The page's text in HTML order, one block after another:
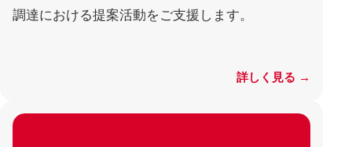
調達における提案活動をご支援します。
詳しく見る →